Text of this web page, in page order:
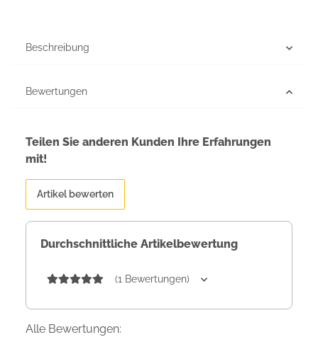
Beschreibung
Bewertungen
Durchschnittliche Artikelbewertung
(1 Bewertungen)
Teilen Sie anderen Kunden Ihre Erfahrungen
mit!
Artikel bewerten
Alle Bewertungen: